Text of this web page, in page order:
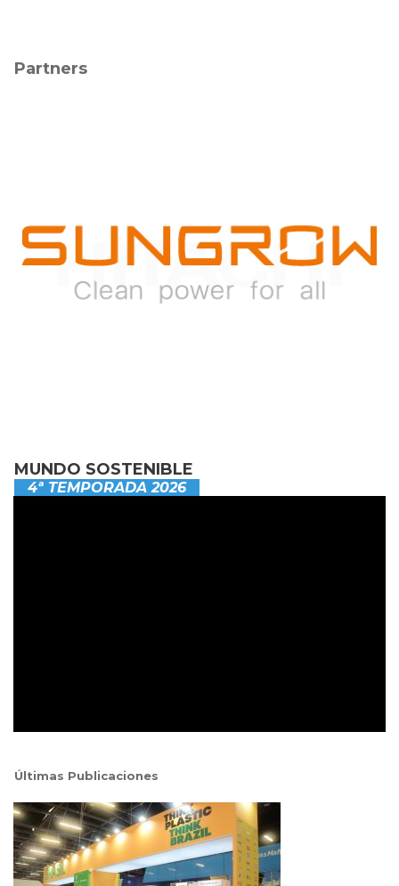
Partners
MUNDO SOSTENIBLE
4ª TEMPORADA 2026
Últimas Publicaciones